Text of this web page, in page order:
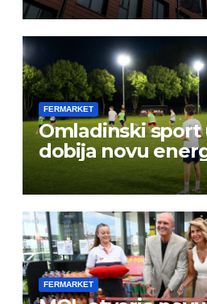
FERMARKET
Omladinski sport
dobija novu
FERMARKET